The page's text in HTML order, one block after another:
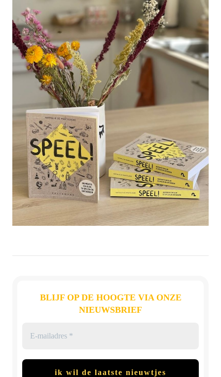
BLIJF OP DE HOOGTE VIA ONZE
NIEUWSBRIEF